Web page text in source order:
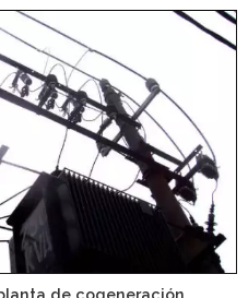
de cogeneración